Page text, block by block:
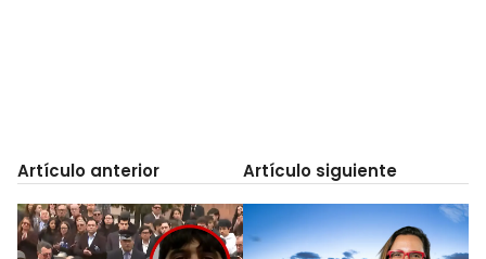
Artículo anterior Artículo siguiente